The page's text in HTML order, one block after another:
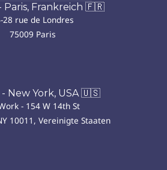
Paris, Frankreich 🇫🇷
28 rue de Londres
75009 Paris
- New York, USA 🇺🇸
- 154 W 14th St
10011, Vereinigte Staaten